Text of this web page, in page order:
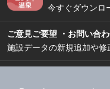
今すぐダウンロ
ご意見ご要望 ・お問い合
施設データの新規追加や修